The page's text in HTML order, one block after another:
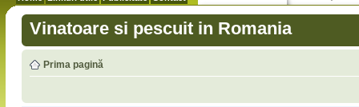
Vinatoare si pescuit in Romania
Prima pagină